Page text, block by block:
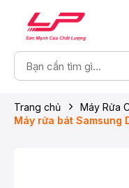
Trang chủ
Máy Rửa
Máy rửa bát Samsung